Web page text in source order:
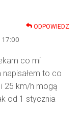
ODPOWIEDZ
co mi
napisałem to co
25 km/h mogą
od 1 stycznia